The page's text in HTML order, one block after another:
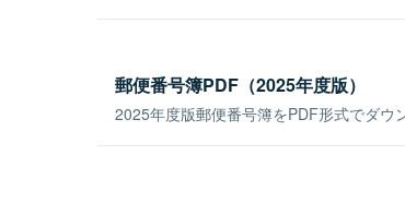
郵便番号簿PDF（2025年度版）
2025年度版郵便番号簿をPDF形式でダウ